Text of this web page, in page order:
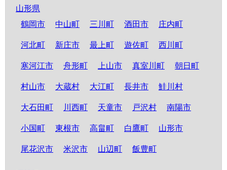
山形県
鶴岡市
中山町 三川町 酒田市 庄内町
河北町 新庄市 最上町 遊佐町 西川町
寒河江市 舟形町 上山市 真室川町 朝日町
村山市 大蔵村 大江町 長井市 鮭川村
大石田町 川西町 天童市 戸沢村 南陽市
小国町 東根市 高畠町 白鷹町 山形市
尾花沢市 米沢市 山辺町 飯豊町